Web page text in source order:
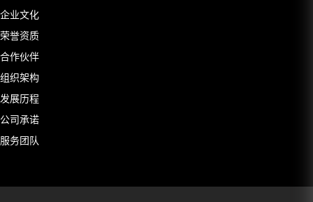
企业文化
荣誉资质
合作伙伴
组织架构
发展历程
公司承诺
服务团队